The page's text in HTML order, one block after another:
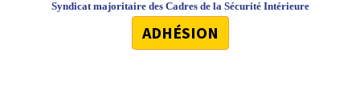
Syndicat majoritaire des Cadres de la Sécurité Intérieure
ADHÉSION